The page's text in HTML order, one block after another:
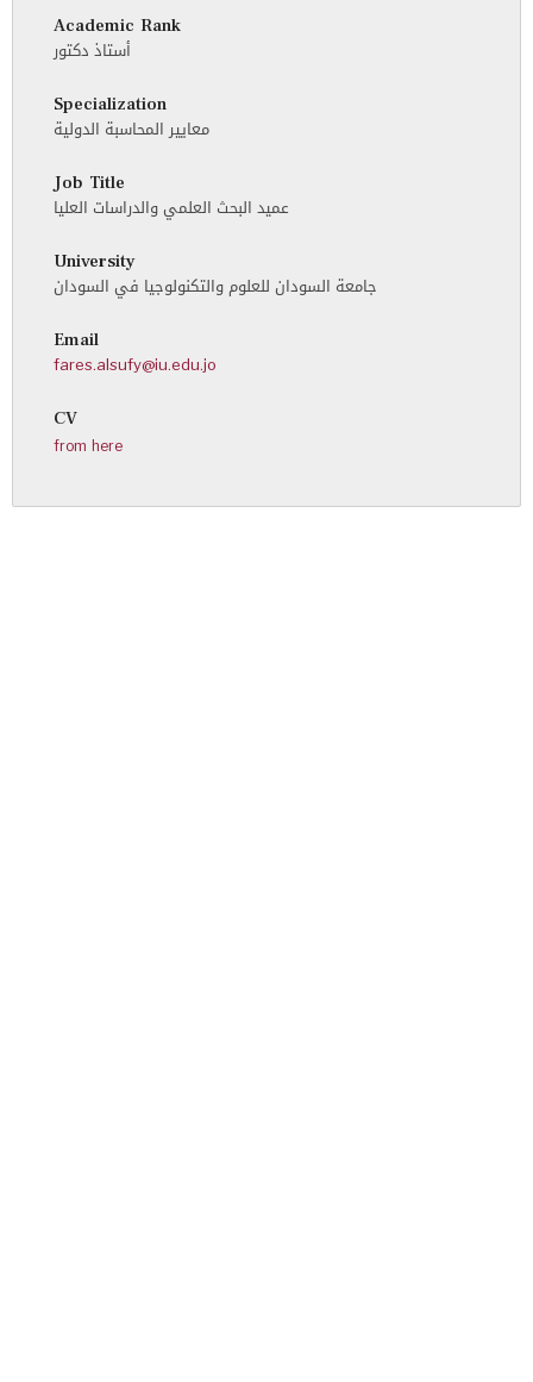
Academic Rank
أستاذ دكتور
Specialization
معايير المحاسبة الدولية
Job Title
عميد البحث العلمي والدراسات العليا
University
جامعة السودان للعلوم والتكنولوجيا في السودان
Email
fares.alsufy@iu.edu.jo
CV
from here